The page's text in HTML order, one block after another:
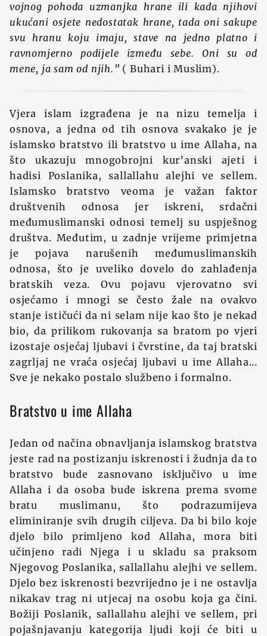
vojnog pohoda uzmanjka hrane ili kada njihovi
ukućani osjete nedostatak hrane, tada oni sakupe
svu hranu koju imaju, stave na jedno platno i
ravnomjerno podijele između sebe. Oni su od
mene, ja sam od njih.” ( Buhari i Muslim).
Vjera islam izgrađena je na nizu temelja i
osnova, a jedna od tih osnova svakako je je
islamsko bratstvo ili bratstvo u ime Allaha, na
što ukazuju mnogobrojni kur’anski ajeti i
hadisi Poslanika, sallallahu alejhi ve sellem.
Islamsko bratstvo veoma je važan faktor
društvenih odnosa jer iskreni, srdačni
međumuslimanski odnosi temelj su uspješnog
društva. Međutim, u zadnje vrijeme primjetna
je pojava narušenih međumuslimanskih
odnosa, što je uveliko dovelo do zahlađenja
bratskih veza. Ovu pojavu vjerovatno svi
osjećamo i mnogi se često žale na ovakvo
stanje ističući da ni selam nije kao što je nekad
bio, da prilikom rukovanja sa bratom po vjeri
izostaje osjećaj ljubavi i čvrstine, da taj bratski
zagrljaj ne vraća osjećaj ljubavi u ime Allaha...
Sve je nekako postalo službeno i formalno.
Bratstvo u ime Allaha
Jedan od načina obnavljanja islamskog bratstva
jeste rad na postizanju iskrenosti i žudnja da to
bratstvo bude zasnovano isključivo u ime
Allaha i da osoba bude iskrena prema svome
bratu muslimanu, što podrazumijeva
eliminiranje svih drugih ciljeva. Da bi bilo koje
djelo bilo primljeno kod Allaha, mora biti
učinjeno radi Njega i u skladu sa praksom
Njegovog Poslanika, sallallahu alejhi ve sellem.
Djelo bez iskrenosti bezvrijedno je i ne ostavlja
nikakav trag ni utjecaj na osobu koja ga čini.
Božiji Poslanik, sallallahu alejhi ve sellem, pri
pojašnjavanju kategorija ljudi koji će biti u